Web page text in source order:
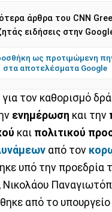
άρθρα του CNN
ειδήσεις στην
ως προτιμώμενη
στα αποτελέσματα Google
τον καθορισμό
ενημέρωση και την
και πολιτικού
από τον
υπό την προεδρία
Νικολάου
από το